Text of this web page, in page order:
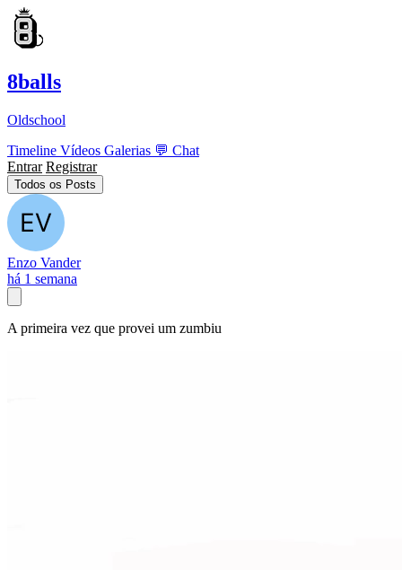
8balls
Oldschool
Timeline Vídeos Galerias 💬 Chat
Entrar Registrar
Todos os Posts
Enzo Vander
há 1 semana
A primeira vez que provei um zumbiu